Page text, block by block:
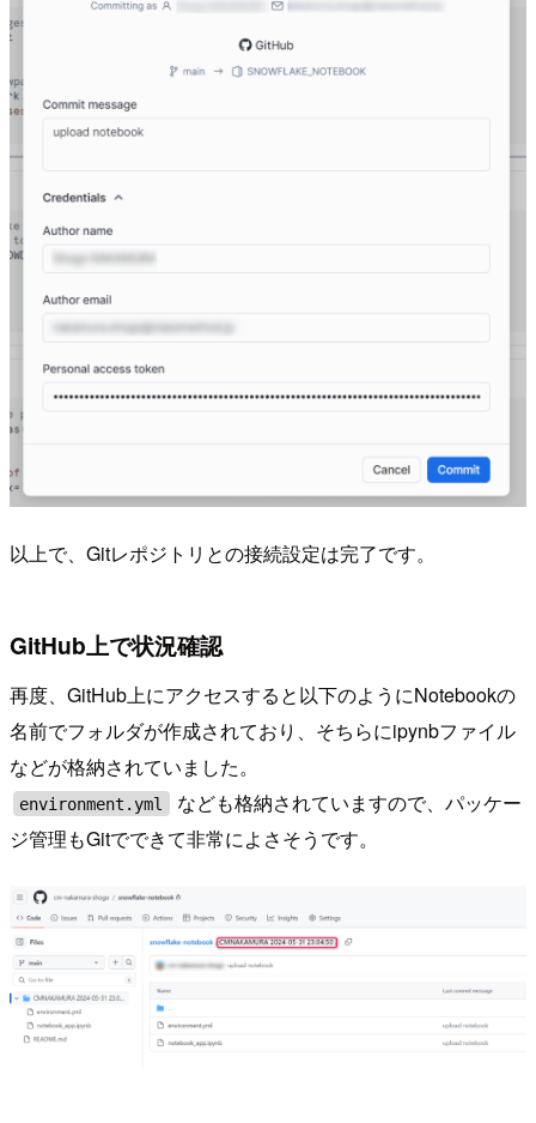
以上で、Gitレポジトリとの接続設定は完了です。
GitHub上で状況確認
再度、GitHub上にアクセスすると以下のようにNotebookの
名前でフォルダが作成されており、そちらにipynbファイル
などが格納されていました。
environment.yml
なども格納されていますので、パッケー
ジ管理もGitでできて非常によさそうです。